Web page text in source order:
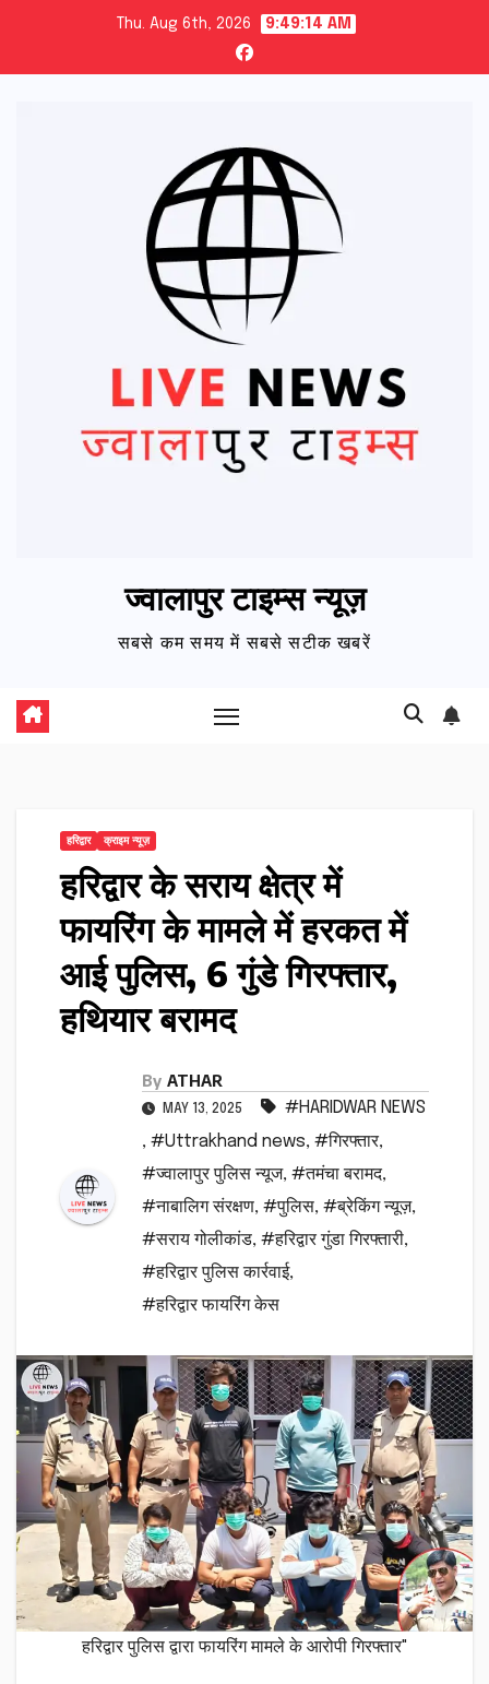
content
Thu. Aug 6th, 2026 9:49:15 AM
ज्वालापुर टाइम्स न्यूज़
सबसे कम समय में सबसे सटीक खबरें
हरिद्वार क्राइम न्यूज़
हरिद्वार के सराय क्षेत्र में
फायरिंग के मामले में हरकत में
आई पुलिस, 6 गुंडे गिरफ्तार,
हथियार बरामद
By ATHAR
MAY 13, 2025
#HARIDWAR NEWS
, #Uttrakhand news, #गिरफ्तार,
#ज्वालापुर पुलिस न्यूज, #तमंचा बरामद,
#नाबालिग संरक्षण, #पुलिस, #ब्रेकिंग न्यूज़,
#सराय गोलीकांड, #हरिद्वार गुंडा गिरफ्तारी,
#हरिद्वार पुलिस कार्रवाई,
#हरिद्वार फायरिंग केस
हरिद्वार पुलिस द्वारा फायरिंग मामले के आरोपी गिरफ्तार"